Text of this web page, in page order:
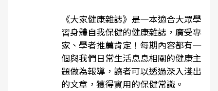
《大家健康雜誌》是一本適合大眾學
習身體自我保健的健康雜誌，廣受專
家、學者推薦肯定！每期內容都有一
個與我們日常生活息息相關的健康主
題做為報導，讀者可以透過深入淺出
的文章，獲得實用的保健常識。